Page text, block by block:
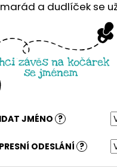
a dudlíček se
JMÉNO ?
ODESLÁNÍ ?